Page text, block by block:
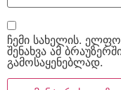
ჩემი სახელის.
შენახვა ამ
გამოსაყენებლად.